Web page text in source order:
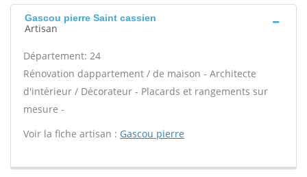
Gascou pierre Saint cassien
Artisan
Département: 24
Rénovation dappartement / de maison - Architecte
d'intérieur / Décorateur - Placards et rangements sur
mesure -
Voir la fiche artisan : Gascou pierre